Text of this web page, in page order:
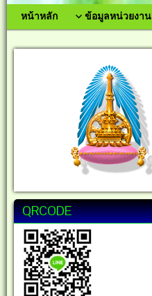
หน้าหลัก ข้อมูลหน่วยงาน
QRCODE